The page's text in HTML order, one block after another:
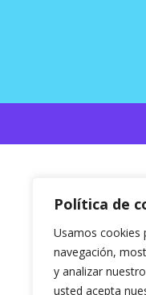
Política de
Usamos cookies
navegación,
y analizar
usted acepta